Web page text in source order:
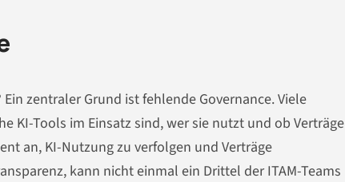
zentraler Grund ist fehlende Governance. Viele
KI-Tools im Einsatz sind, wer sie nutzt und ob Verträge
an, KI-Nutzung zu verfolgen und Verträge
kann nicht einmal ein Drittel der ITAM-Teams